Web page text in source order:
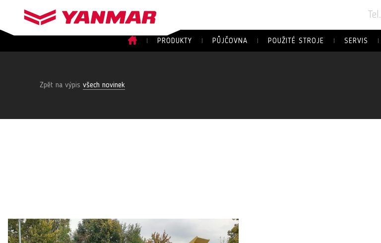
Tel.
PRODUKTY PŮJČOVNA POUŽITÉ STROJE SERVIS
Zpět na výpis všech novinek